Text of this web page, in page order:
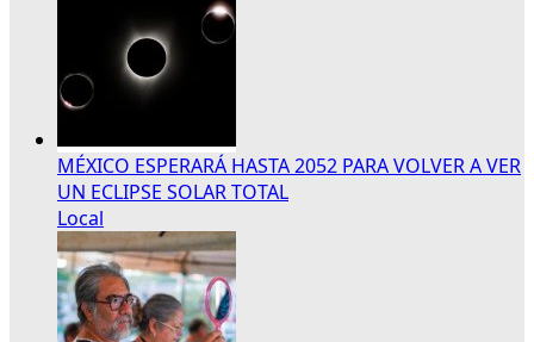
MÉXICO ESPERARÁ HASTA 2052 PARA VOLVER A VER
UN ECLIPSE SOLAR TOTAL
Local